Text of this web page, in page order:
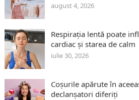
august 4, 2026
Respirația lentă poate
cardiac și starea de calm
iulie 30, 2026
Coșurile apărute în
declanșatori diferiți